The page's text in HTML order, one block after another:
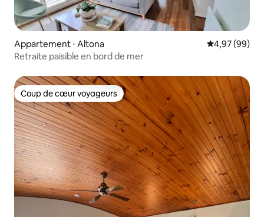
Appartement ⋅ Altona Évaluation
4,97 (99)
Retraite paisible en bord de mer
Coup de cœur voyageurs
Coup de cœur voyageurs